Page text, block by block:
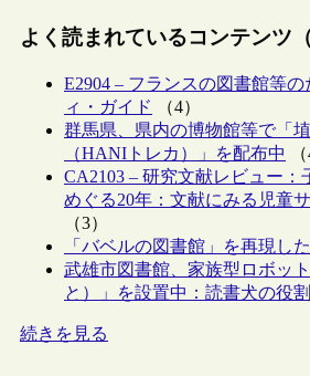
よく読まれているコンテンツ（
E2904 – フランスの図書館等
ィ・ガイド
（4）
群馬県、県内の博物館等で「
（HANIトレカ）」を配布中
（
CA2103 – 研究文献レビュー
めぐる20年：文献にみる児童
（3）
「バベルの図書館」を再現し
武雄市図書館、家族型ロボッ
と）」を設置中：読書犬の役
続きを見る